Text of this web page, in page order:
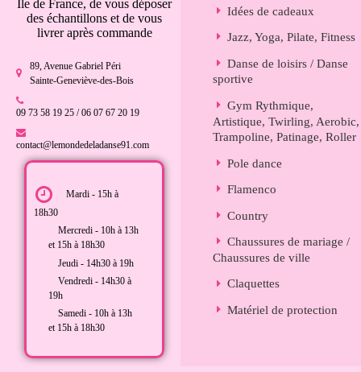
Ile de France, de vous déposer
des échantillons et de vous
livrer après commande
89, Avenue Gabriel Péri
Sainte-Geneviève-des-Bois
09 73 58 19 25 / 06 07 67 20 19
contact@lemondedeladanse91.com
Mardi - 15h à
18h30
Mercredi - 10h à 13h
et 15h à 18h30
Jeudi - 14h30 à 19h
Vendredi - 14h30 à
19h
Samedi - 10h à 13h
et 15h à 18h30
Idées de cadeaux
Jazz, Yoga, Pilate, Fitness
Danse de loisirs / Danse
sportive
Gym Rythmique,
Artistique, Twirling, Aerobic,
Trampoline, Patinage, Roller
Pole dance
Flamenco
Country
Chaussures de mariage /
Chaussures de ville
Claquettes
Matériel de protection